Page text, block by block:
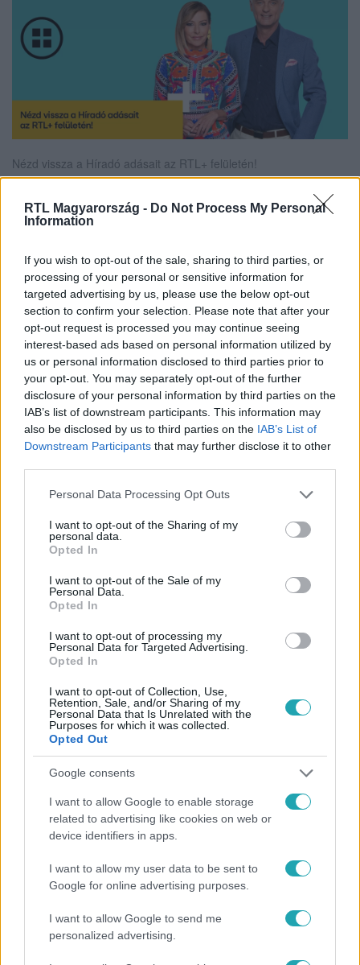
RTL Magyarország - Do Not Process My Personal
Information
If you wish to opt-out of the sale, sharing to third parties, or
processing of your personal or sensitive information for
targeted advertising by us, please use the below opt-out
section to confirm your selection. Please note that after your
opt-out request is processed you may continue seeing
interest-based ads based on personal information utilized by
us or personal information disclosed to third parties prior to
your opt-out. You may separately opt-out of the further
disclosure of your personal information by third parties on the
IAB’s list of downstream participants. This information may
also be disclosed by us to third parties on the IAB’s List of
Downstream Participants that may further disclose it to other
Please note that this website/app uses one or more Google
not limited to your visit or usage behaviour. You may click to
grant or deny consent to Google and its third-party tags to
use your data for below specified purposes in below Google
consent section.
Personal Data Processing Opt Outs
I want to opt-out of the Sharing of my
personal data.
Opted In
I want to opt-out of the Sale of my
Personal Data.
Opted In
I want to opt-out of processing my
Personal Data for Targeted Advertising.
Opted In
I want to opt-out of Collection, Use,
Retention, Sale, and/or Sharing of my
Personal Data that Is Unrelated with the
Purposes for which it was collected.
Opted Out
Google consents
I want to allow Google to enable storage
related to advertising like cookies on web or
device identifiers in apps.
I want to allow my user data to be sent to
Google for online advertising purposes.
I want to allow Google to send me
personalized advertising.
Nézd vissza a Híradó adásait az RTL+ felületén!
Követem
HŰTLEN KEZELÉS
Népszerű